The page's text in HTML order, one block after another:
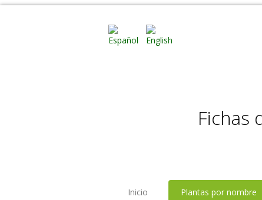
Fichas
Inicio Plantas por nombre